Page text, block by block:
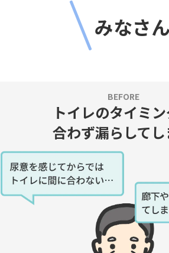
みなさ
トイレのタイミ
合わず漏らして